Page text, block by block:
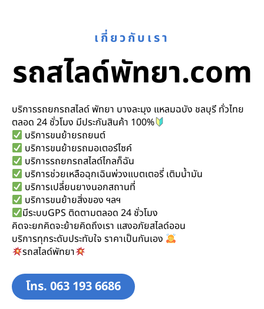
เกี่ยวกับเรา
รถสไลด์พัทยา.com
บริการรถยกรถสไลด์ พัทยา บางละมุง แหลมฉบัง ชลบุรี ทั่วไทย
ตลอด 24 ชั่วโมง มีประกันสินค้า 100%
บริการขนย้ายรถยนต์
บริการขนย้ายรถมอเตอร์ไซค์
บริการรถยกรถสไลด์ไกลก็ฉัน
บริการช่วยเหลือฉุกเฉินพ่วงแบตเตอรี่ เติมน้ำมัน
บริการเปลี่ยนยางนอกสถานที่
บริการขนย้ายสิ่งของ ฯลฯ
มีระบบGPS ติดตามตลอด 24 ชั่วโมง
คิดจะยกคิดจะย้ายคิดถึงเรา แสงอภัยสไลด์ออน
บริการทุกระดับประทับใจ ราคาเป็นกันเอง
รถสไลด์พัทยา
โทร. 063 193 6686